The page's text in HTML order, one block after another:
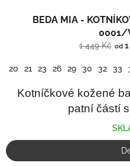
BEDA MIA -
1 449 Kč od1
20 21 23 26 29 30 32 33
Kotníčkové kožené
patní částí